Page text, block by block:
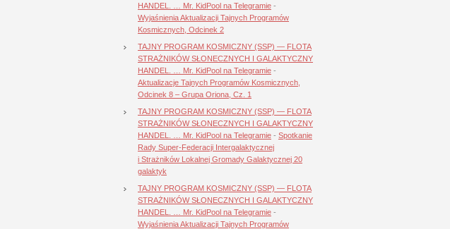
HANDEL. … Mr. KidPool na Telegramie -
Wyjaśnienia Aktualizacji Tajnych Programów
Kosmicznych, Odcinek 2
TAJNY PROGRAM KOSMICZNY (SSP) — FLOTA
STRAŻNIKÓW SŁONECZNYCH I GALAKTYCZNY
HANDEL. … Mr. KidPool na Telegramie -
Aktualizacje Tajnych Programów Kosmicznych,
Odcinek 8 – Grupa Oriona, Cz. 1
TAJNY PROGRAM KOSMICZNY (SSP) — FLOTA
STRAŻNIKÓW SŁONECZNYCH I GALAKTYCZNY
HANDEL. … Mr. KidPool na Telegramie - Spotkanie
Rady Super-Federacji Intergalaktycznej
i Strażników Lokalnej Gromady Galaktycznej 20
galaktyk
TAJNY PROGRAM KOSMICZNY (SSP) — FLOTA
STRAŻNIKÓW SŁONECZNYCH I GALAKTYCZNY
HANDEL. … Mr. KidPool na Telegramie -
Wyjaśnienia Aktualizacji Tajnych Programów